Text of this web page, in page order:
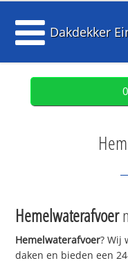
Dakdekker
Hemelwaterafvoer
Hemelwaterafvoer? Wij
daken en bieden een